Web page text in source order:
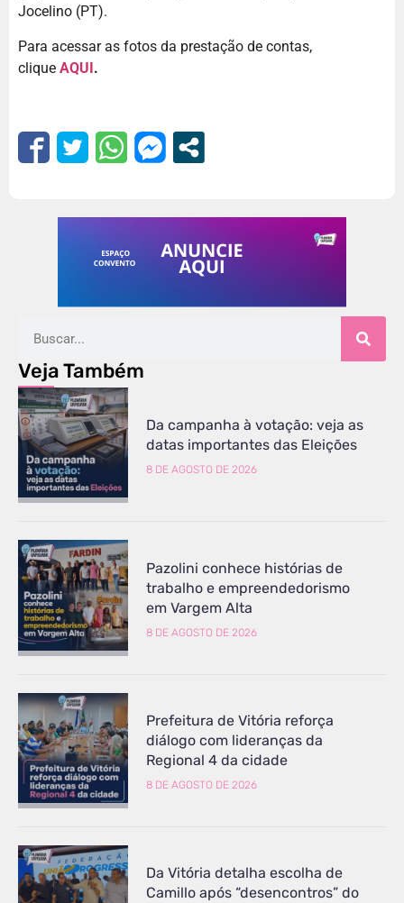
Jocelino (PT).
Para acessar as fotos da prestação de contas,
clique AQUI.
Veja Também
Da campanha à votação: veja as
datas importantes das Eleições
8 DE AGOSTO DE 2026
Pazolini conhece histórias de
trabalho e empreendedorismo
em Vargem Alta
8 DE AGOSTO DE 2026
Prefeitura de Vitória reforça
diálogo com lideranças da
Regional 4 da cidade
8 DE AGOSTO DE 2026
Da Vitória detalha escolha de
Camillo após “desencontros” do